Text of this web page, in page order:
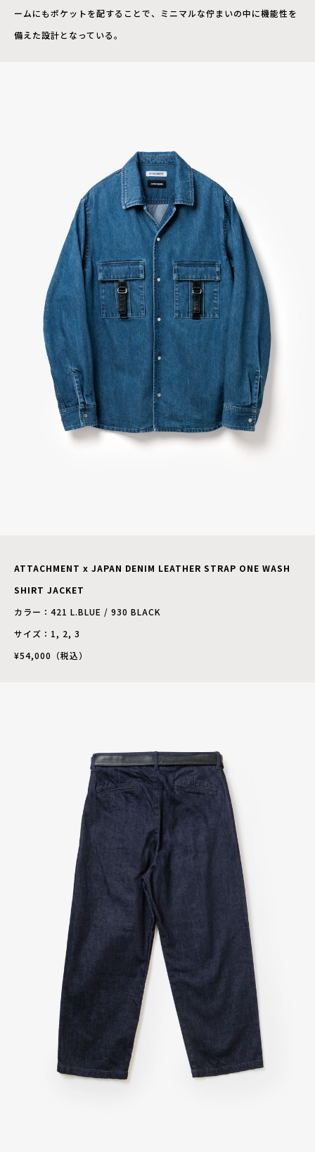
ームにもポケットを配することで、ミニマルな佇まいの中に機能性を
備えた設計となっている。
ATTACHMENT x JAPAN DENIM LEATHER STRAP ONE WASH
SHIRT JACKET
カラー：421 L.BLUE / 930 BLACK
サイズ：1, 2, 3
¥54,000（税込）